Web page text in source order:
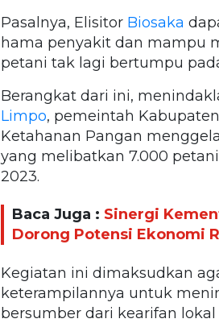
Pasalnya, Elisitor Biosaka
hama penyakit dan mampu
petani tak lagi bertumpu
Berangkat dari ini,
Limpo, pemeintah
Ketahanan Pangan
yang melibatkan 7.000
2023.
Baca Juga : Sinergi
Dorong Potensi Ekonomi
Kegiatan ini dimaksudkan
keterampilannya untuk
bersumber dari kearifan